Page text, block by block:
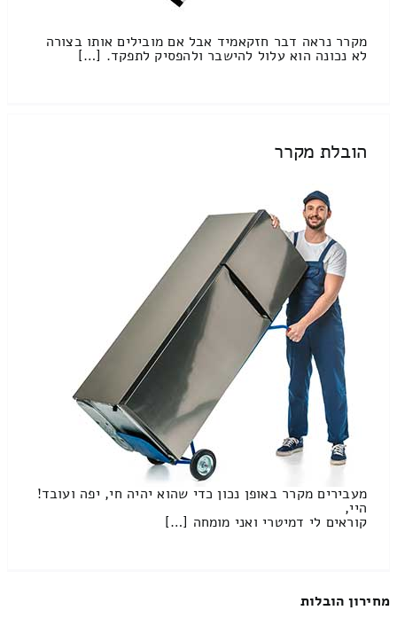
מקרר נראה דבר חזקאמיד אבל אם מובילים אותו בצורה
לא נכונה הוא עלול להישבר ולהפסיק לתפקד. […]
הובלת מקרר
מעבירים מקרר באופן נכון כדי שהוא יהיה חי, יפה ועובד!
היי,
קוראים לי דמיטרי ואני מומחה […]
מחירון הובלות